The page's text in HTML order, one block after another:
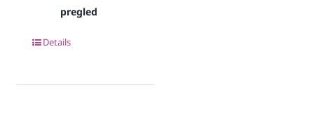
pregled
Details